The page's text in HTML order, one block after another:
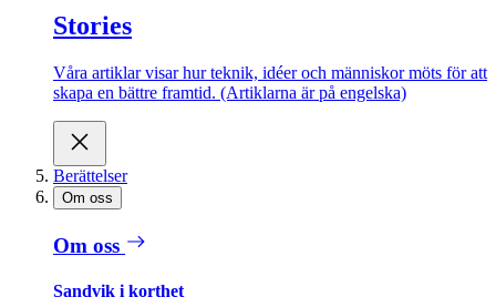
Stories
Våra artiklar visar hur teknik, idéer och människor möts för att
skapa en bättre framtid. (Artiklarna är på engelska)
Berättelser
Om oss
Om oss
Sandvik i korthet